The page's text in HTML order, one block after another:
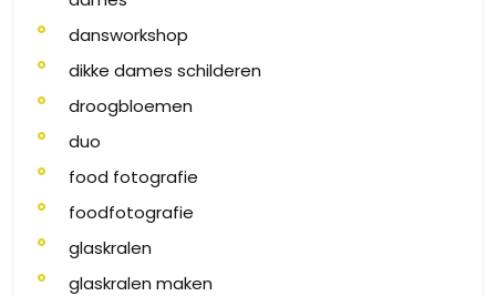
dansworkshop
dikke dames schilderen
droogbloemen
duo
food fotografie
foodfotografie
glaskralen
glaskralen maken